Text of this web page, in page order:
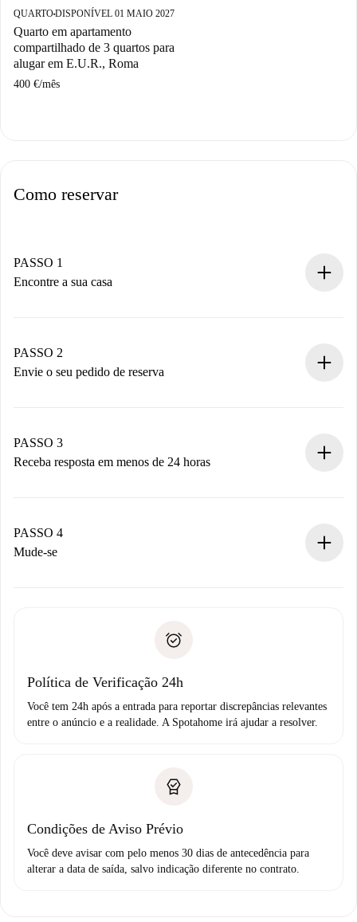
QUARTO■DISPONÍVEL 01 MAIO 2027
Quarto em apartamento
compartilhado de 3 quartos para
alugar em E.U.R., Roma
400 €/mês
Como reservar
PASSO 1
Encontre a sua casa
Você tem todas as informações necessárias
antecipadamente.
PASSO 2
Envie o seu pedido de reserva
Não cobramos nada até que o proprietário confirme.
PASSO 3
Receba resposta em menos de 24 horas
proprietário.
Se recusada: não cobraremos nada e ofereceremos
Débito direto bancário
PASSO 4
Mude-se
não comunicar nenhum problema.
Política de Verificação 24h
Você tem 24h após a entrada para reportar discrepâncias relevantes
entre o anúncio e a realidade. A Spotahome irá ajudar a resolver.
Condições de Aviso Prévio
Você deve avisar com pelo menos 30 dias de antecedência para
alterar a data de saída, salvo indicação diferente no contrato.